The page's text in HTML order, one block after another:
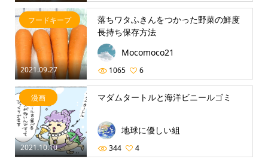
2021.09.27
フードキープ
落ちワタふきんをつかった野菜の鮮度
長持ち保存方法
Mocomoco21
1065 6
2021.10.10
漫画 マダムタートルと海洋ビニールゴミ
地球に優しい組
344 4